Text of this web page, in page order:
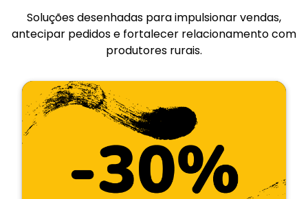
Soluções desenhadas para impulsionar vendas,
antecipar pedidos e fortalecer relacionamento com
produtores rurais.